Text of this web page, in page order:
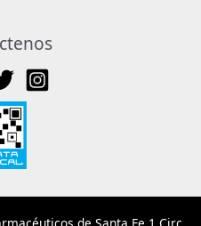
de Santa Fe 1 Circ.